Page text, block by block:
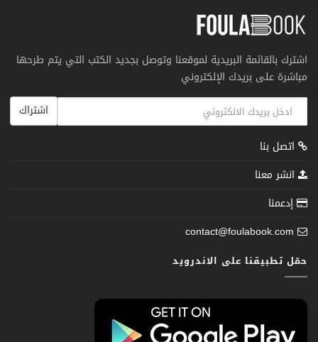
اشترك بالقائمة البريدية لموقعنا وتوصل بجديد الكتب التي يتم طرحها
مباشرة على بريدك الإلكتروني
اشتراك
اتصل بنا
انشر معنا
إدعمنا
contact@foulabook.com
حمّل تطبيقنا على الاندرويد